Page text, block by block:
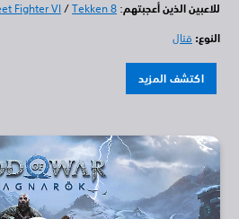
للاعبين الذين أعجبتهم:
Street Fighter VI/Tekken 8
النوع:قتال
اكتشف المزيد